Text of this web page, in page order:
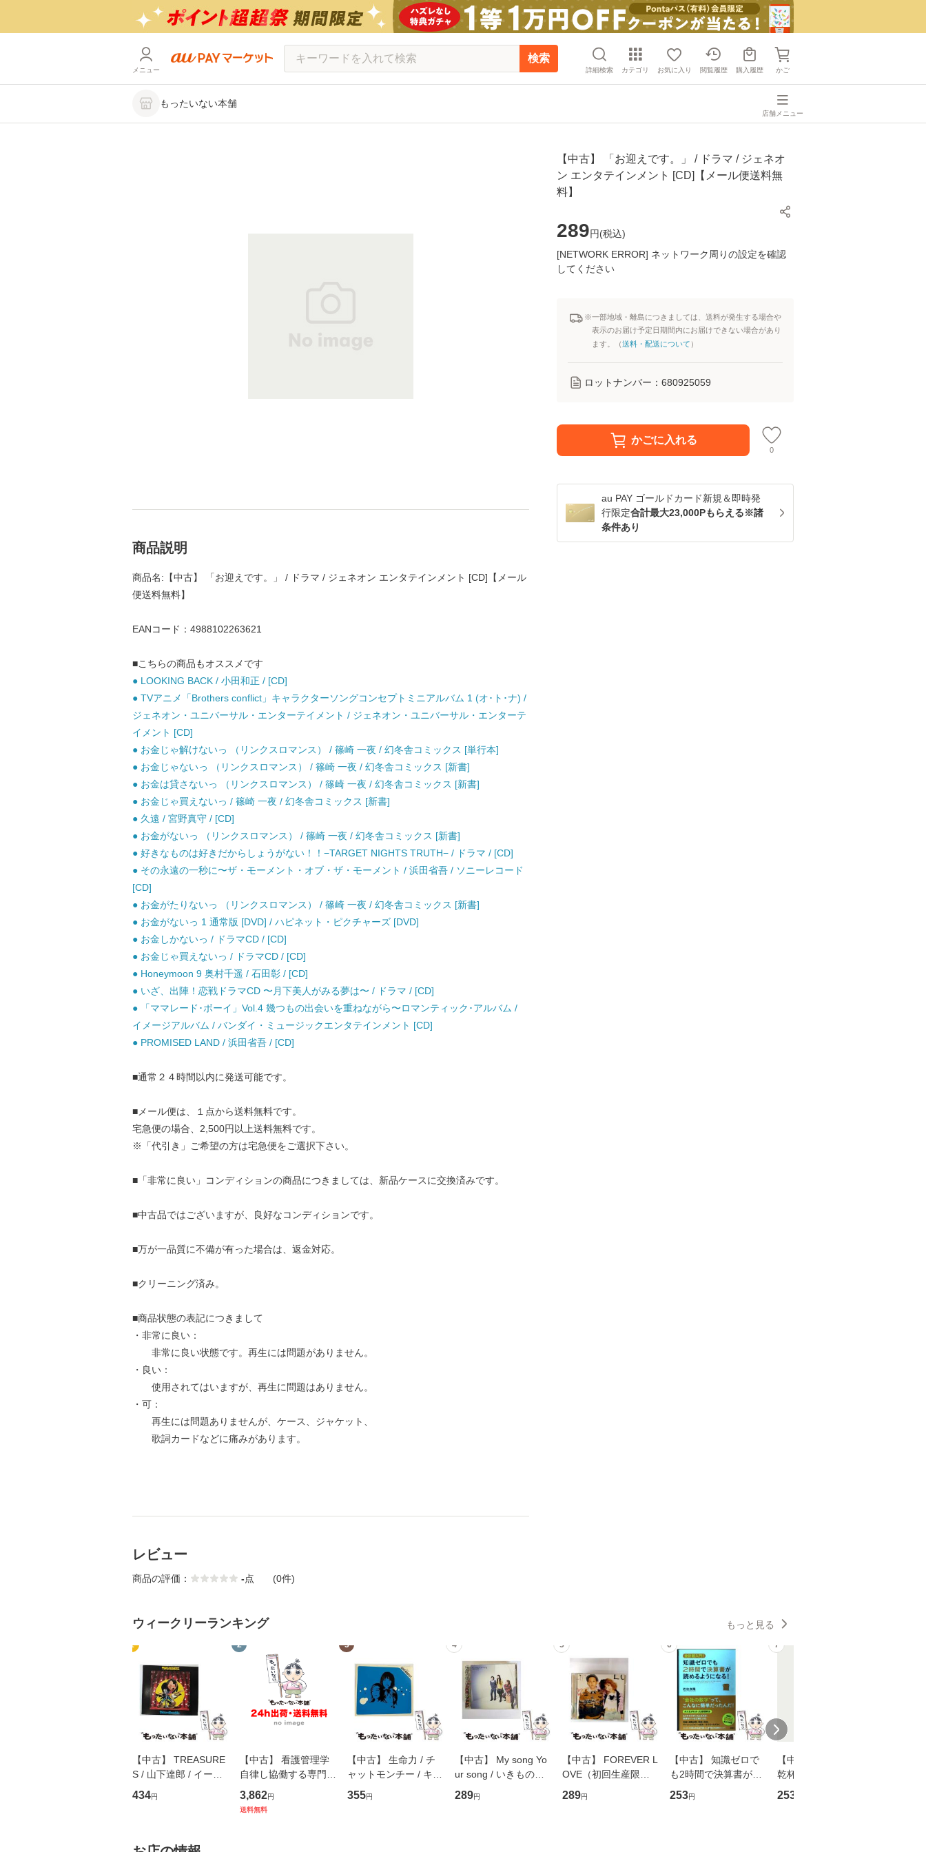
メニュー
検索
詳細検索 カテゴリ お気に入り 閲覧履歴 購入履歴 かご
もったいない本舗
店舗メニュー
【中古】 「お迎えです。」 / ドラマ / ジェネオ
ン エンタテインメント [CD]【メール便送料無
料】
289円(税込)
[NETWORK ERROR] ネットワーク周りの設定を確認
してください
※一部地域・離島につきましては、送料が発生する場合や
表示のお届け予定日期間内にお届けできない場合があり
ます。（送料・配送について ）
ロットナンバー： 680925059
かごに入れる
0
au PAY ゴールドカード新規＆即時発
行限定合計最大23,000Pもらえる※諸
条件あり
商品説明
商品名:【中古】 「お迎えです。」 / ドラマ / ジェネオン エンタテインメント [CD]【メール
便送料無料】
EANコード：4988102263621
■こちらの商品もオススメです
● LOOKING BACK / 小田和正 / [CD]
● TVアニメ「Brothers conflict」キャラクターソングコンセプトミニアルバム 1 (オ･ト･ナ) /
ジェネオン・ユニバーサル・エンターテイメント / ジェネオン・ユニバーサル・エンターテ
イメント [CD]
● お金じゃ解けないっ （リンクスロマンス） / 篠崎 一夜 / 幻冬舎コミックス [単行本]
● お金じゃないっ （リンクスロマンス） / 篠崎 一夜 / 幻冬舎コミックス [新書]
● お金は貸さないっ （リンクスロマンス） / 篠崎 一夜 / 幻冬舎コミックス [新書]
● お金じゃ買えないっ / 篠崎 一夜 / 幻冬舎コミックス [新書]
● 久遠 / 宮野真守 / [CD]
● お金がないっ （リンクスロマンス） / 篠崎 一夜 / 幻冬舎コミックス [新書]
● 好きなものは好きだからしょうがない！！−TARGET NIGHTS TRUTH− / ドラマ / [CD]
● その永遠の一秒に〜ザ・モーメント・オブ・ザ・モーメント / 浜田省吾 / ソニーレコード
[CD]
● お金がたりないっ （リンクスロマンス） / 篠崎 一夜 / 幻冬舎コミックス [新書]
● お金がないっ 1 通常版 [DVD] / ハピネット・ピクチャーズ [DVD]
● お金しかないっ / ドラマCD / [CD]
● お金じゃ買えないっ / ドラマCD / [CD]
● Honeymoon 9 奥村千遥 / 石田彰 / [CD]
● いざ、出陣！恋戦ドラマCD 〜月下美人がみる夢は〜 / ドラマ / [CD]
● 「ママレード･ボーイ」Vol.4 幾つもの出会いを重ねながら〜ロマンティック･アルバム /
イメージアルバム / バンダイ・ミュージックエンタテインメント [CD]
● PROMISED LAND / 浜田省吾 / [CD]
■通常２４時間以内に発送可能です。
■メール便は、１点から送料無料です。
宅急便の場合、2,500円以上送料無料です。
※「代引き」ご希望の方は宅急便をご選択下さい。
■「非常に良い」コンディションの商品につきましては、新品ケースに交換済みです。
■中古品ではございますが、良好なコンディションです。
■万が一品質に不備が有った場合は、返金対応。
■クリーニング済み。
■商品状態の表記につきまして
・非常に良い：
非常に良い状態です。再生には問題がありません。
・良い：
使用されてはいますが、再生に問題はありません。
・可：
再生には問題ありませんが、ケース、ジャケット、
歌詞カードなどに痛みがあります。
レビュー
商品の評価： -点 (0件)
ウィークリーランキング もっと見る
1
【中古】 TREASURE
S / 山下達郎 / イース
トウエスト・ジャパン
[CD]【メール便送料無
434円
2
【中古】 看護管理学
自律し協働する専門職
の看護マネジメントス
キル 改訂第3版 (看護
3,862円
送料無料
3
【中古】 生命力 / チ
ャットモンチー / キュ
ーンレコード [CD]
【メール便送料無料】
355円
4
【中古】 My song Yo
ur song / いきものが
かり / [CD]【メール便
送料無料】
289円
5
【中古】 FOREVER L
OVE（初回生産限定
盤） / 清水翔太×加藤
ミリヤ / [CD]【メール
289円
6
【中古】 知識ゼロで
も2時間で決算書が読
めるようになる！ 会
計超入門！ / 佐伯 良
253円
7
【中古】 ウインクで
乾杯 (ノン・ポシェッ
ト) / 東野圭吾 / 祥伝
253